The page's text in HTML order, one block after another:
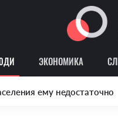
ЭКОНОМИКА
ему недостаточно